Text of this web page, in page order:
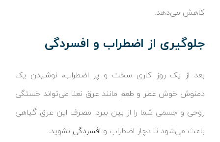
کاهش می‌دهد.
جلوگیری از اضطراب و افسردگی
بعد از یک روز کاری سخت و پر اضطراب، نوشیدن یک
دمنوش خوش عطر و طعم مانند عرق نعنا می‌تواند خستگی
روحی و جسمی شما را از بین ببرد. مصرف این عرق گیاهی
باعث می‌شود تا دچار اضطراب و افسردگی نشوید.